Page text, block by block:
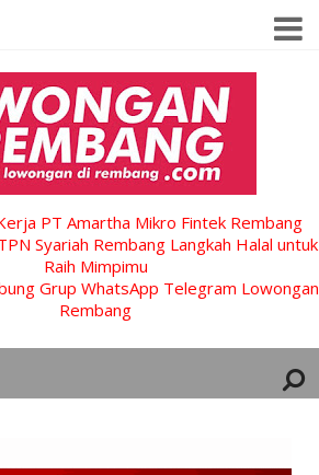
PT Amartha Mikro Fintek Rembang
Syariah Rembang Langkah Halal untuk
Raih Mimpimu
Grup WhatsApp Telegram Lowongan
Rembang